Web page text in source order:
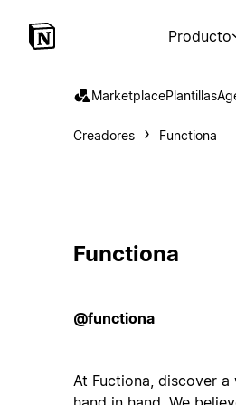
Producto
MarketplacePlantillas
Creadores Functiona
Functiona
@functiona
At Fuctiona, discover